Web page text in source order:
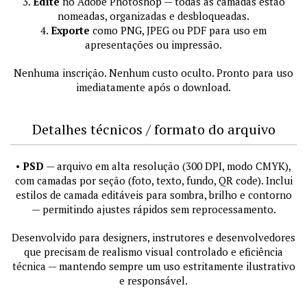
nomeadas, organizadas e desbloqueadas.
4. Exporte como PNG, JPEG ou PDF para uso em
apresentações ou impressão.
Nenhuma inscrição. Nenhum custo oculto. Pronto para uso
imediatamente após o download.
Detalhes técnicos / formato do arquivo
• PSD — arquivo em alta resolução (300 DPI, modo CMYK),
com camadas por seção (foto, texto, fundo, QR code). Inclui
estilos de camada editáveis para sombra, brilho e contorno
— permitindo ajustes rápidos sem reprocessamento.
Desenvolvido para designers, instrutores e desenvolvedores
que precisam de realismo visual controlado e eficiência
técnica — mantendo sempre um uso estritamente ilustrativo
e responsável.